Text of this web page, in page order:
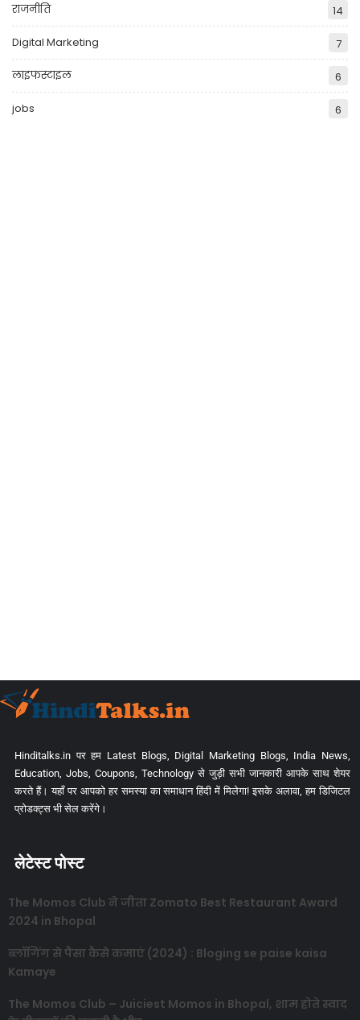
राजनीति 14
Digital Marketing 7
लाइफस्टाइल 6
jobs 6
Hinditalks.in पर हम Latest Blogs, Digital Marketing Blogs, India News,
Education, Jobs, Coupons, Technology से जुड़ी सभी जानकारी आपके साथ शेयर
करते हैं। यहाँ पर आपको हर समस्या का समाधान हिंदी में मिलेगा! इसके अलावा, हम डिजिटल
प्रोडक्ट्स भी सेल करेंगे।
लेटेस्ट पोस्ट
The Momos Club ने जीता Zomato Best Restaurant Award
2024 in Bhopal
ब्लॉगिंग से पैसा कैसे कमाएं (2024) : Bloging se paise kaisa
Kamaye
The Momos Club – Juiciest Momos in Bhopal, शाम होते स्वाद